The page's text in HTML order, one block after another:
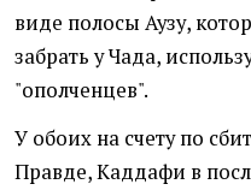
виде полосы Аузу,
забрать у Чада,
"ополченцев".
У обоих на счету по
Правде, Каддафи в